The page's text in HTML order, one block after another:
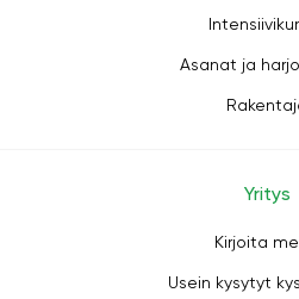
Asanat ja
Yritys
Kirjoita
Usein kysytyt